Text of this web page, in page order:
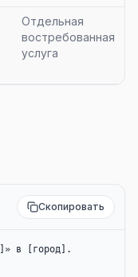
Отдельная
востребованная
услуга
Скопировать
в [город].